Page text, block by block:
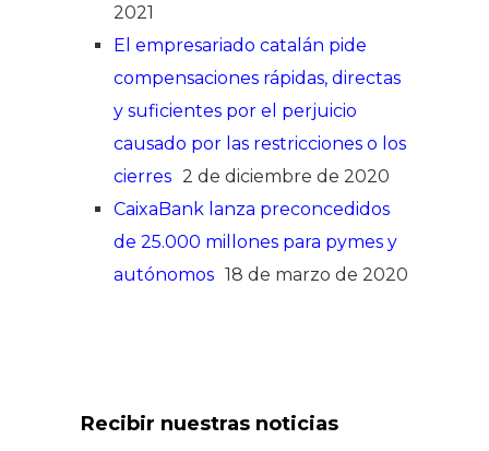
2021
El empresariado catalán pide
compensaciones rápidas, directas
y suficientes por el perjuicio
causado por las restricciones o los
cierres 2 de diciembre de 2020
CaixaBank lanza preconcedidos
de 25.000 millones para pymes y
autónomos 18 de marzo de 2020
Recibir nuestras noticias